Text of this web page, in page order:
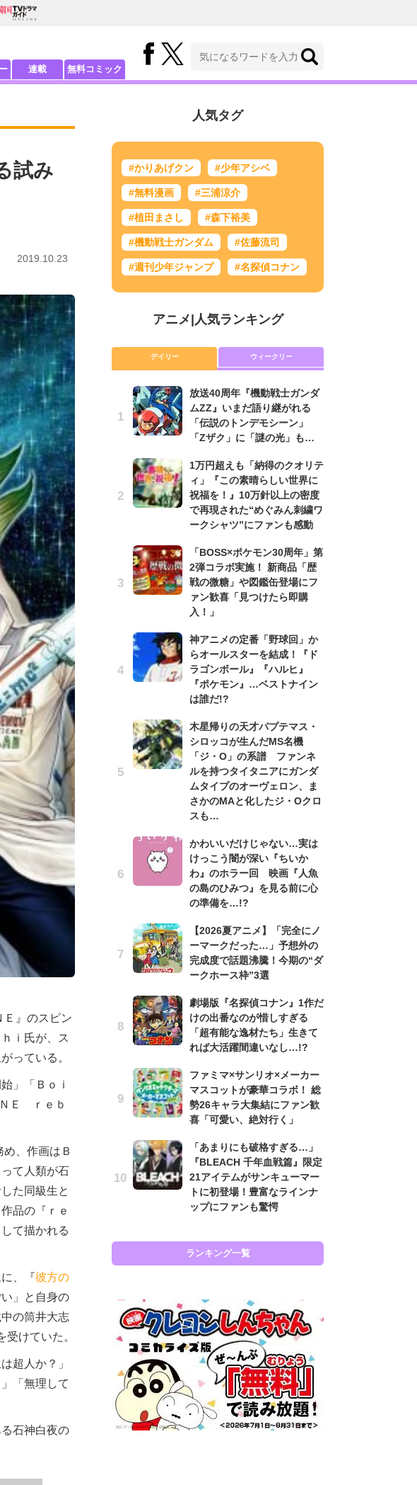
連載 無料コミック
試み
2019.10.23
Ｅ』のスピン
ｉ氏が、ス
っている。
」「Ｂｏｉ
Ｅ ｒｅｂ
、作画はＢ
て人類が石
た同級生と
品の『ｒｅ
て描かれる
、『彼方の
」と自身の
の筒井大志
けていた。
超人か？」
「無理して
石神白夜の
人気タグ
#かりあげクン #少年アシベ
#無料漫画 #三浦涼介
#植田まさし #森下裕美
#機動戦士ガンダム #佐藤流司
#週刊少年ジャンプ #名探偵コナン
アニメ| 人気ランキング
デイリー ウィークリー
放送40周年『機動戦士ガンダ
ムZZ』いまだ語り継がれる
「伝説のトンデモシーン」
「Zザク」に「謎の光」も…
1万円超えも「納得のクオリテ
ィ」『この素晴らしい世界に
祝福を！』10万針以上の密度
で再現された“めぐみん刺繍ワ
ークシャツ”にファンも感動
「BOSS×ポケモン30周年」第
2弾コラボ実施！ 新商品「歴
戦の微糖」や図鑑缶登場にフ
ァン歓喜「見つけたら即購
入！」
神アニメの定番「野球回」か
らオールスターを結成！『ド
ラゴンボール』『ハルヒ』
『ポケモン』…ベストナイン
は誰だ!?
木星帰りの天才パプテマス・
シロッコが生んだMS名機
「ジ・O」の系譜 ファンネ
ルを持つタイタニアにガンダ
ムタイプのオーヴェロン、ま
さかのMAと化したジ・Oクロ
スも…
かわいいだけじゃない…実は
けっこう闇が深い『ちいか
わ』のホラー回 映画『人魚
の島のひみつ』を見る前に心
の準備を…!?
【2026夏アニメ】「完全にノ
ーマークだった…」予想外の
完成度で話題沸騰！今期の“ダ
ークホース枠”3選
劇場版『名探偵コナン』1作だ
けの出番なのが惜しすぎる
「超有能な逸材たち」生きて
れば大活躍間違いなし…!?
ファミマ×サンリオ×メーカー
マスコットが豪華コラボ！ 総
勢26キャラ大集結にファン歓
喜「可愛い、絶対行く」
「あまりにも破格すぎる…」
『BLEACH 千年血戦篇』限定
21アイテムがサンキューマー
トに初登場！豊富なラインナ
ップにファンも驚愕
ランキング一覧